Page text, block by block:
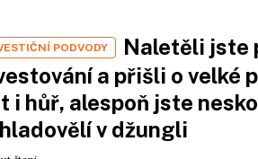
PODVODY
Naletěli jste
a přišli o velké
i hůř, alespoň jste
v džungli